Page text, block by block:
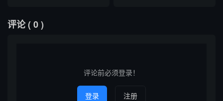
具或关键词，帮助用户查询特
定的域名及其相关信息。本文
开...
评论( 0 )
评论前必须登录！
登录 注册